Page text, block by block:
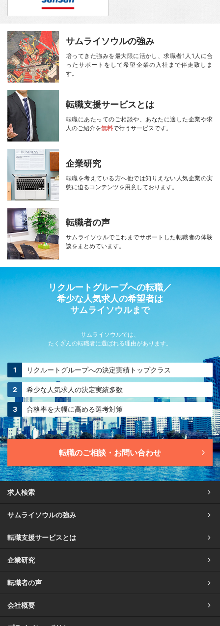
サムライソウルの強み
培ってきた強みを最大限に活かし、求職者1人1人に合
ったサポートをして希望企業の入社まで伴走致しま
す。
転職支援サービスとは
転職にあたってのご相談や、あなたに適した企業や求
人のご紹介を無料で行うサービスです。
企業研究
転職を考えている方へ他では知りえない人気企業の実
態に迫るコンテンツを用意しております。
転職者の声
サムライソウルでこれまでサポートした転職者の体験
談をまとめています。
リクルートグループへの転職／
希少な人気求人の希望者は
サムライソウルまで
サムライソウルでは、
たくさんの転職者に選ばれる理由があります。
リクルートグループへの決定実績トップクラス
希少な人気求人の決定実績多数
合格率を大幅に高める選考対策
転職のご相談・お問い合わせ
求人検索
サムライソウルの強み
転職支援サービスとは
企業研究
転職者の声
会社概要